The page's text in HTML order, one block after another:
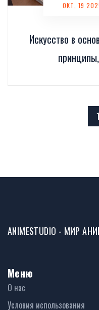
Искусство в
ОКТ, 19
1
ANIMESTUDIO - МИР
Меню
О нас
Условия использования